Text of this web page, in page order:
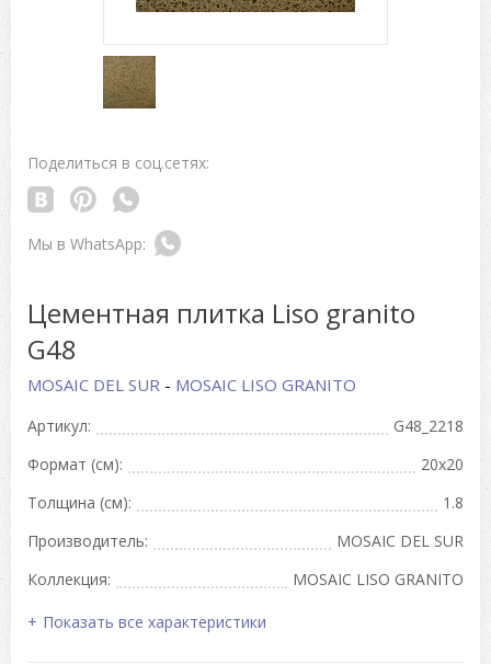
Поделиться в соц.сетях:
Цементная плитка Liso granito
G48
MOSAIC DEL SUR - MOSAIC LISO GRANITO
Артикул:
G48_2218
Формат (см):
20x20
Толщина (см):
1.8
Производитель:
MOSAIC DEL SUR
Коллекция:
MOSAIC LISO GRANITO
Показать все характеристики